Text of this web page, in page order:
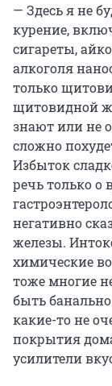
— Здесь я не
курение,
сигареты,
алкоголя
только
щитовидной
знают или не
сложно
Избыток
речь только о
негативно
железы.
химические
тоже многие
быть
какие-то не
покрытия
усилители